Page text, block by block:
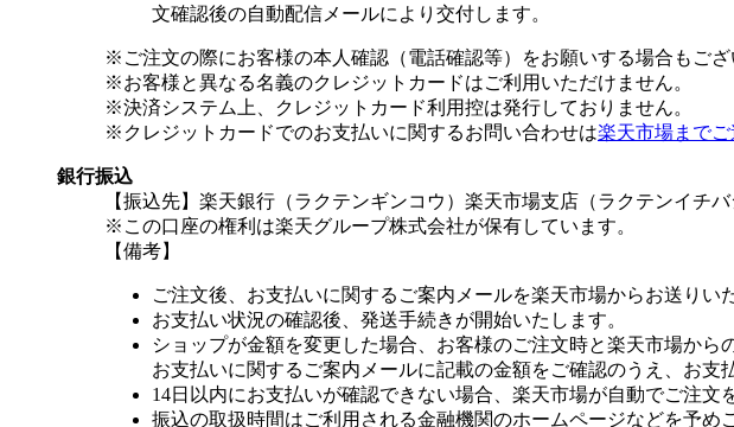
文確認後の自動配信メールにより交付します。
※ご注文の際にお客様の本人確認（電話確認等）をお願いする場合もござ
※お客様と異なる名義のクレジットカードはご利用いただけません。
※決済システム上、クレジットカード利用控は発行しておりません。
※クレジットカードでのお支払いに関するお問い合わせは楽天市場まで
銀行振込
【振込先】楽天銀行（ラクテンギンコウ）楽天市場支店（ラクテンイチ
※この口座の権利は楽天グループ株式会社が保有しています。
【備考】
ご注文後、お支払いに関するご案内メールを楽天市場からお送りい
お支払い状況の確認後、発送手続きが開始いたします。
ショップが金額を変更した場合、お客様のご注文時と楽天市場から
お支払いに関するご案内メールに記載の金額をご確認のうえ、お支
14日以内にお支払いが確認できない場合、楽天市場が自動でご注文
振込の取扱時間はご利用される金融機関のホームページなどを予